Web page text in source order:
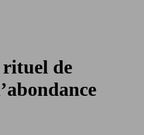
rituel de